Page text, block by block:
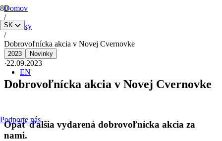
SK
EN
Podporte nás
Domov
/
Novinky
/
Dobrovoľnícka akcia v Novej Cvernovke
2023 Novinky
·22.09.2023
Dobrovoľnícka akcia v Novej Cvernovke
Opäť ďalšia vydarená dobrovoľnícka akcia za
nami.